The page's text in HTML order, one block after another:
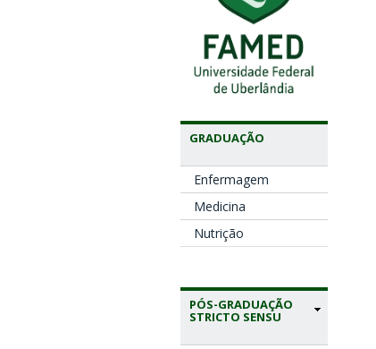
GRADUAÇÃO
Enfermagem
Medicina
Nutrição
PÓS-GRADUAÇÃO
STRICTO SENSU